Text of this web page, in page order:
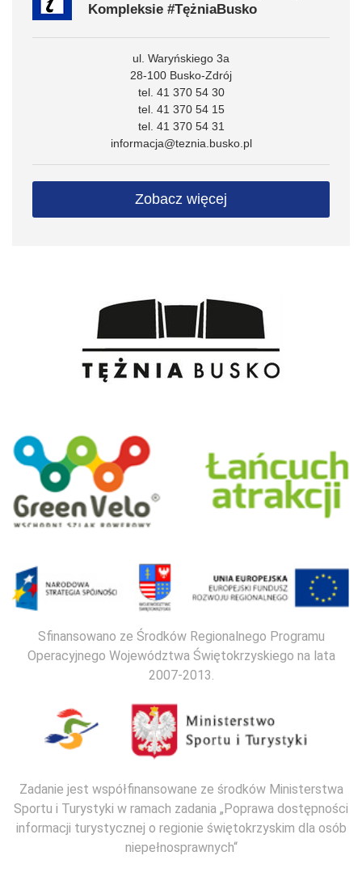
Kompleksie #TężniaBusko
ul. Waryńskiego 3a
28-100 Busko-Zdrój
tel. 41 370 54 30
tel. 41 370 54 15
tel. 41 370 54 31
informacja@teznia.busko.pl
Zobacz więcej
Sfinansowano ze Środków Regionalnego Programu
Operacyjnego Województwa Świętokrzyskiego na lata
2007-2013.
Zadanie jest współfinansowane ze środków Ministerstwa
Sportu i Turystyki w ramach zadania „Poprawa dostępności
informacji turystycznej o regionie świętokrzyskim dla osób
niepełnosprawnych“